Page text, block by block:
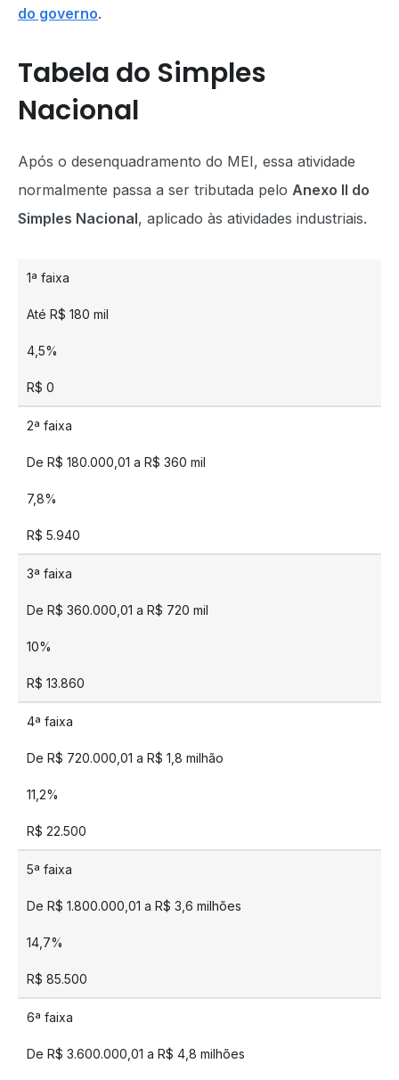
do governo.
Tabela do Simples
Nacional
Após o desenquadramento do MEI, essa atividade
normalmente passa a ser tributada pelo Anexo II do
Simples Nacional, aplicado às atividades industriais.
1ª faixa
Até R$ 180 mil
4,5%
R$ 0
2ª faixa
De R$ 180.000,01 a R$ 360 mil
7,8%
R$ 5.940
3ª faixa
De R$ 360.000,01 a R$ 720 mil
10%
R$ 13.860
4ª faixa
De R$ 720.000,01 a R$ 1,8 milhão
11,2%
R$ 22.500
5ª faixa
De R$ 1.800.000,01 a R$ 3,6 milhões
14,7%
R$ 85.500
6ª faixa
De R$ 3.600.000,01 a R$ 4,8 milhões